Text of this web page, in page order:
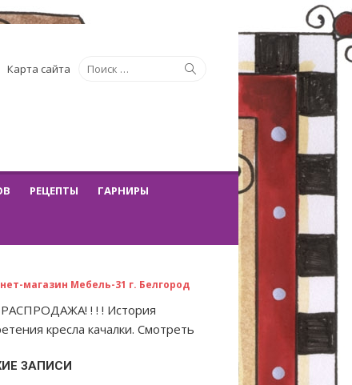
Искать:
Карта сайта
РЕЦЕПТЫ ГАРНИРЫ
магазин Мебель-31 г. Белгород
! ! ! История
кресла качалки. Смотреть
ЗАПИСИ